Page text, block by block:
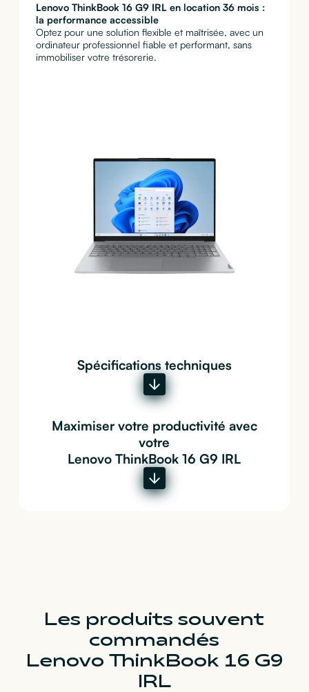
Lenovo ThinkBook 16 G9 IRL en location 36 mois :
la performance accessible
Optez pour une solution flexible et maîtrisée, avec un
ordinateur professionnel fiable et performant, sans
immobiliser votre trésorerie.
Spécifications techniques
Maximiser votre productivité avec
votre
Lenovo ThinkBook 16 G9 IRL
Les produits souvent
commandés
Lenovo ThinkBook 16 G9
IRL